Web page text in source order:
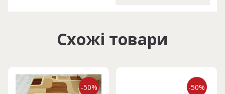
Схожі товари
-50% -50%